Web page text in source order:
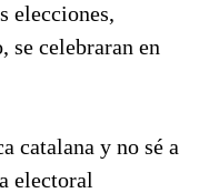
elecciones,
se celebraran en
catalana y no sé a
electoral